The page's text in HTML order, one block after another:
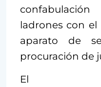
ladrones con
aparato de
procuración de
El